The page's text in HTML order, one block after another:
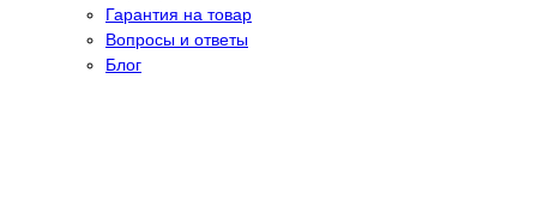
Гарантия на товар
Вопросы и ответы
Блог